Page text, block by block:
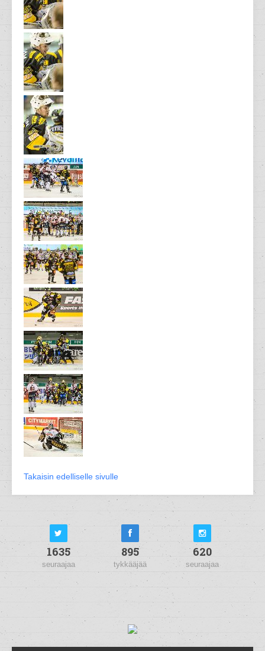
Takaisin edelliselle sivulle
1635
seuraajaa
895
tykkääjää
620
seuraajaa